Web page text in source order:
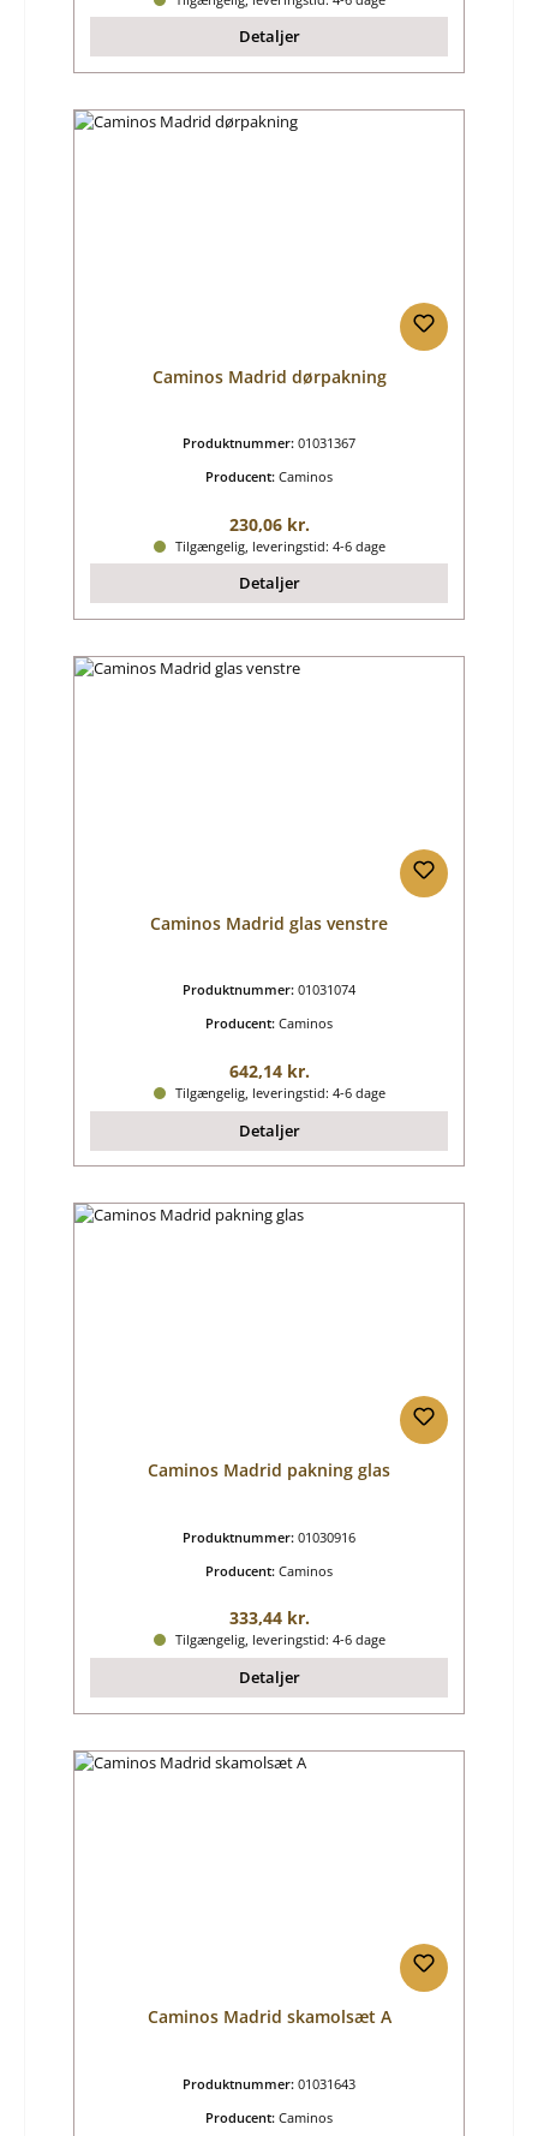
Detaljer
Caminos Madrid dørpakning
Produktnummer: 01031367
Producent: Caminos
Almindelig pris:
230,06 kr.
Tilgængelig, leveringstid: 4-6 dage
Detaljer
Caminos Madrid glas venstre
Produktnummer: 01031074
Producent: Caminos
Almindelig pris:
642,14 kr.
Tilgængelig, leveringstid: 4-6 dage
Detaljer
Caminos Madrid pakning glas
Produktnummer: 01030916
Producent: Caminos
Almindelig pris:
333,44 kr.
Tilgængelig, leveringstid: 4-6 dage
Detaljer
Caminos Madrid skamolsæt A
Produktnummer: 01031643
Producent: Caminos